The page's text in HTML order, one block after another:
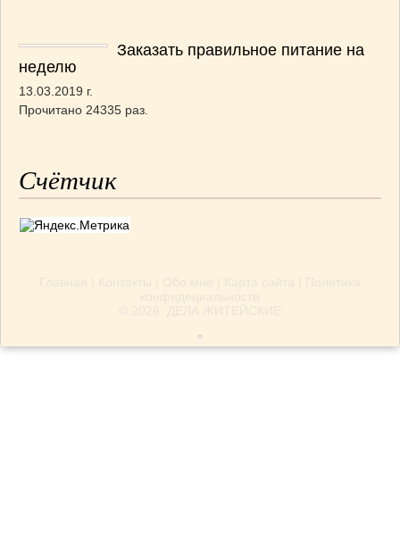
Заказать правильное питание на
неделю
13.03.2019 г.
Прочитано 24335 раз.
Счётчик